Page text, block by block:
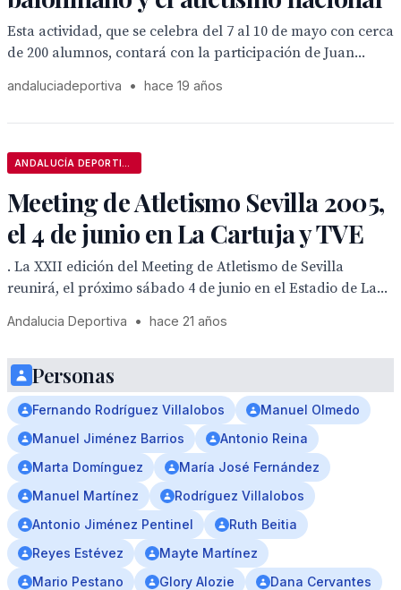
Esta actividad, que se celebra del 7 al 10 de mayo con cerca
de 200 alumnos, contará con la participación de Juan...
andaluciadeportiva • hace 19 años
Meeting de Atletismo Sevilla 2005,
el 4 de junio en La Cartuja y TVE
. La XXII edición del Meeting de Atletismo de Sevilla
reunirá, el próximo sábado 4 de junio en el Estadio de La...
Andalucia Deportiva • hace 21 años
Personas
Fernando Rodríguez Villalobos
Manuel Olmedo
Manuel Jiménez Barrios
Antonio Reina
Marta Domínguez
María José Fernández
Manuel Martínez
Rodríguez Villalobos
Antonio Jiménez Pentinel
Ruth Beitia
Reyes Estévez
Mayte Martínez
Mario Pestano
Glory Alozie
Dana Cervantes